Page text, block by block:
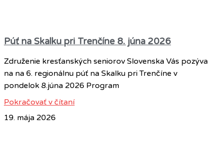
Púť na Skalku pri Trenčíne 8. júna 2026
Združenie kresťanských seniorov Slovenska Vás pozýva
na na 6. regionálnu púť na Skalku pri Trenčíne v
pondelok 8.júna 2026 Program
Pokračovať v čítaní
19. mája 2026